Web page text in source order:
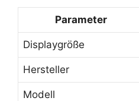
Parameter
Displaygröße
Hersteller
Modell